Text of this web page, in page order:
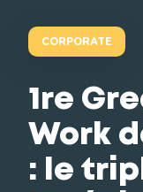
CORPORATE
1re
Work
: le